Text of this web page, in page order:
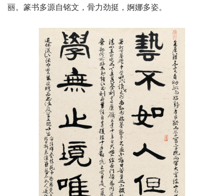
丽。篆书多源自铭文，骨力劲挺，婀娜多姿。